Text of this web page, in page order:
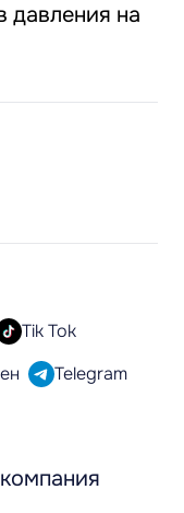
давления на
Tik Tok
Telegram